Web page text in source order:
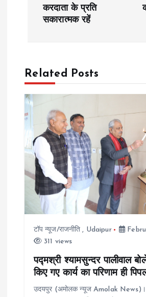
a
v
g
a
करदाता के प्रति
सकारात्मक रहें
Related Posts
टॉप न्यूज/राजनीति , Udaipur
311 views
पद्मश्री श्यामसुन्दर पालीवाल
किए गए कार्य का परिणाम ही
उदयपुर (अमोलक न्यूज Amolak News)।